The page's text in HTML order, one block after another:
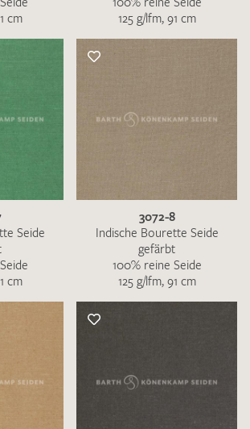
cm
125 g/lfm, 91 cm
Seide
cm
3072-8
Indische Bourette Seide
gefärbt
100% reine Seide
125 g/lfm, 91 cm